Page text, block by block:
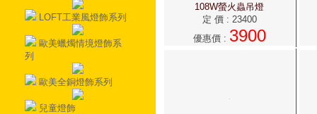
LOFT工業風燈飾系列
歐美蠟燭情境燈飾系
列
歐美全銅燈飾系列
兒童燈飾
108W螢火蟲吊燈
定 價: 23400
優惠價: 3900